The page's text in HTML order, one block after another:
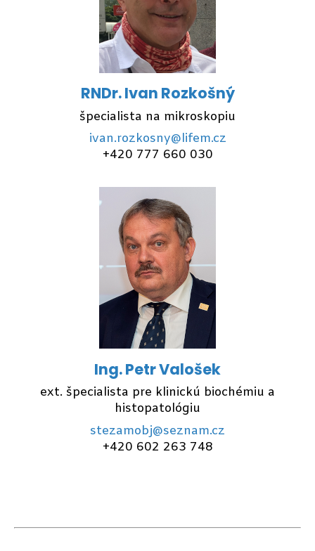
RNDr. Ivan Rozkošný
špecialista na mikroskopiu
ivan.rozkosny@lifem.cz
+420 777 660 030
Ing. Petr Valošek
ext. špecialista pre klinickú biochémiu a
histopatológiu
stezamobj@seznam.cz
+420 602 263 748